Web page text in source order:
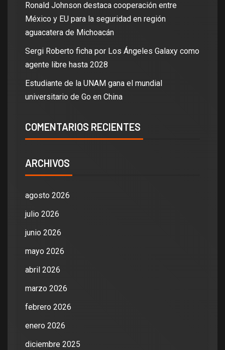
Ronald Johnson destaca cooperación entre
México y EU para la seguridad en región
aguacatera de Michoacán
Sergi Roberto ficha por Los Ángeles Galaxy como
agente libre hasta 2028
Estudiante de la UNAM gana el mundial
universitario de Go en China
COMENTARIOS RECIENTES
ARCHIVOS
agosto 2026
julio 2026
junio 2026
mayo 2026
abril 2026
marzo 2026
febrero 2026
enero 2026
diciembre 2025